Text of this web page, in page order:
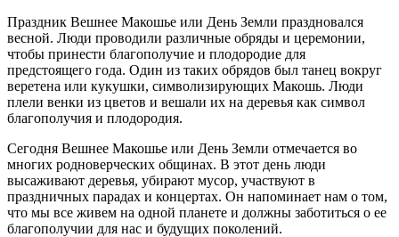
Праздник Вешнее Макошье или День Земли праздновался
весной. Люди проводили различные обряды и церемонии,
чтобы принести благополучие и плодородие для
предстоящего года. Один из таких обрядов был танец вокруг
веретена или кукушки, символизирующих Макошь. Люди
плели венки из цветов и вешали их на деревья как символ
благополучия и плодородия.
Сегодня Вешнее Макошье или День Земли отмечается во
многих родноверческих общинах. В этот день люди
высаживают деревья, убирают мусор, участвуют в
праздничных парадах и концертах. Он напоминает нам о том,
что мы все живем на одной планете и должны заботиться о ее
благополучии для нас и будущих поколений.